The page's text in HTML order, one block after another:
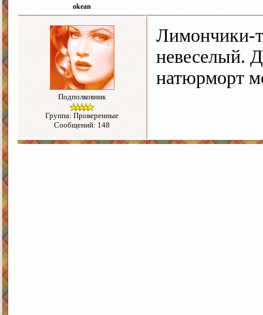
okean
Подполковник
Группа: Проверенные
Сообщений: 148
Лимончики-
невеселый.
натюрморт